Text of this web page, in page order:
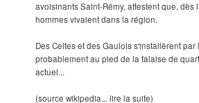
avoisinants Saint-Rémy, attestent que, dès
hommes vivaient dans la région.
Des Celtes et des Gaulois s'installèrent par
probablement au pied de la falaise de
actuel...
(source wikipedia... lire la suite)